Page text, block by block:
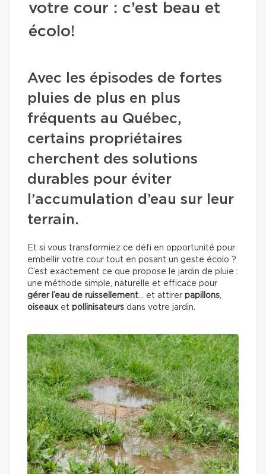
votre cour : c’est beau et
écolo!
Avec les épisodes de fortes
pluies de plus en plus
fréquents au Québec,
certains propriétaires
cherchent des solutions
durables pour éviter
l’accumulation d’eau sur leur
terrain.
Et si vous transformiez ce défi en opportunité pour
embellir votre cour tout en posant un geste écolo ?
C’est exactement ce que propose le jardin de pluie :
une méthode simple, naturelle et efficace pour
gérer l’eau de ruissellement… et attirer papillons,
oiseaux et pollinisateurs dans votre jardin.